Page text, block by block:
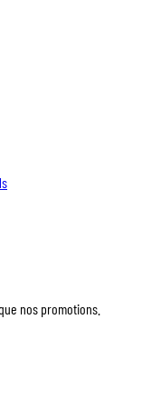
nos promotions.